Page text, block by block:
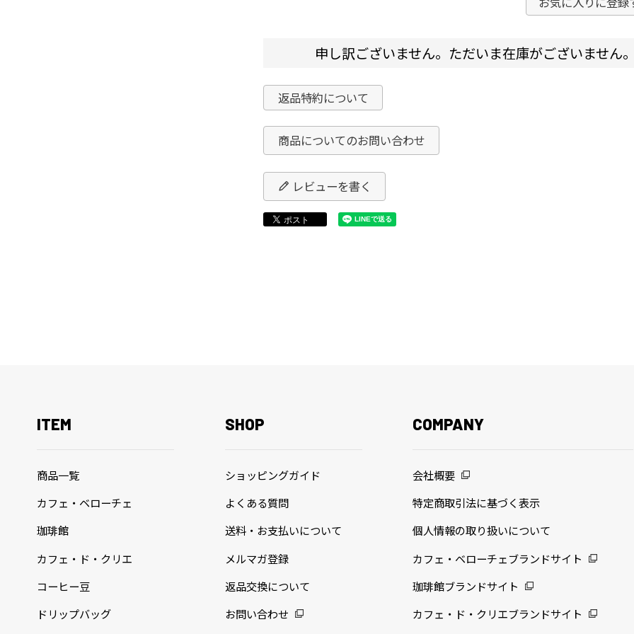
申し訳ございません。ただいま在庫がございません
返品特約について
商品についてのお問い合わせ
レビューを書く
ITEM
商品一覧
カフェ・ベローチェ
珈琲館
カフェ・ド・クリエ
コーヒー豆
ドリップバッグ
SHOP
ショッピングガイド
よくある質問
送料・お支払いについて
メルマガ登録
返品交換について
お問い合わせ
COMPANY
会社概要
特定商取引法に基づく表示
個人情報の取り扱いについて
カフェ・ベローチェブランドサイト
珈琲館ブランドサイト
カフェ・ド・クリエブランドサイト